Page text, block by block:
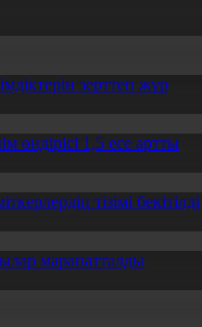
зерттеп жүр
өндірісі 1,5 есе артты
тізімі бекітілді
марапатталды